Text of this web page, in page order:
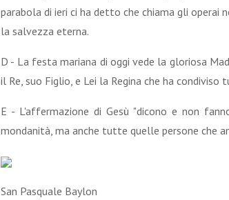
parabola di ieri ci ha detto che chiama gli operai
la salvezza eterna.
D - La festa mariana di oggi vede la gloriosa
il Re, suo Figlio, e Lei la Regina che ha
E - L'affermazione di Gesù "dicono e non
mondanità, ma anche tutte quelle persone che
San Pasquale Baylon